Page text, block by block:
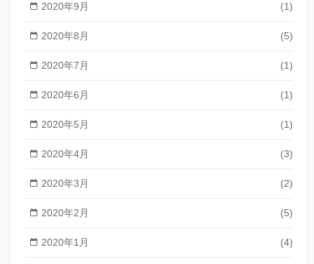
2020年9月 (1)
2020年8月 (5)
2020年7月 (1)
2020年6月 (1)
2020年5月 (1)
2020年4月 (3)
2020年3月 (2)
2020年2月 (5)
2020年1月 (4)